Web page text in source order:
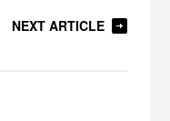
NEXT ARTICLE